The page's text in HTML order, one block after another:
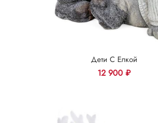
Дети С Елкой
12 900 ₽